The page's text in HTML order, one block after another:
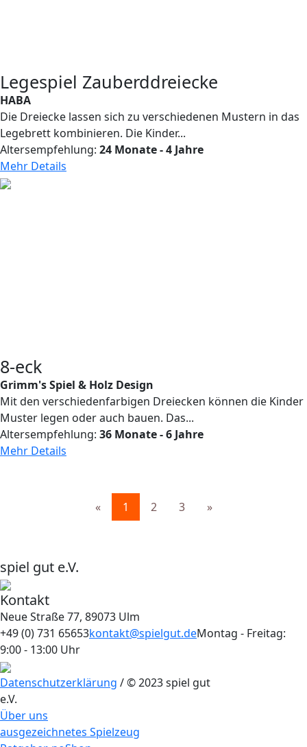
Legespiel Zauberddreiecke
HABA
Die Dreiecke lassen sich zu verschiedenen Mustern in das
Legebrett kombinieren. Die Kinder...
Altersempfehlung: 24 Monate - 4 Jahre
Mehr Details
8-eck
Grimm's Spiel & Holz Design
Mit den verschiedenfarbigen Dreiecken können die Kinder
Muster legen oder auch bauen. Das...
Altersempfehlung: 36 Monate - 6 Jahre
Mehr Details
« 1 2 3 »
spiel gut e.V.
Kontakt
Neue Straße 77, 89073 Ulm
+49 (0) 731 65653kontakt@spielgut.deMontag - Freitag:
9:00 - 13:00 Uhr
Datenschutzerklärung / © 2023 spiel gut
e.V.
Über uns
ausgezeichnetes Spielzeug